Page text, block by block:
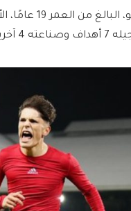
وقد لفتَ
الموسم.